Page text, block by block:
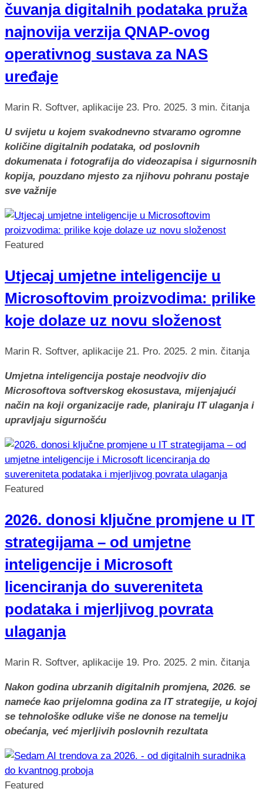
čuvanja digitalnih podataka pruža
najnovija verzija QNAP-ovog
operativnog sustava za NAS
uređaje
Marin R. Softver, aplikacije 23. Pro. 2025. 3 min. čitanja
U svijetu u kojem svakodnevno stvaramo ogromne
količine digitalnih podataka, od poslovnih
dokumenata i fotografija do videozapisa i sigurnosnih
kopija, pouzdano mjesto za njihovu pohranu postaje
sve važnije
Featured
Utjecaj umjetne inteligencije u
Microsoftovim proizvodima: prilike
koje dolaze uz novu složenost
Marin R. Softver, aplikacije 21. Pro. 2025. 2 min. čitanja
Umjetna inteligencija postaje neodvojiv dio
Microsoftova softverskog ekosustava, mijenjajući
način na koji organizacije rade, planiraju IT ulaganja i
upravljaju sigurnošću
Featured
2026. donosi ključne promjene u IT
strategijama – od umjetne
inteligencije i Microsoft
licenciranja do suvereniteta
podataka i mjerljivog povrata
ulaganja
Marin R. Softver, aplikacije 19. Pro. 2025. 2 min. čitanja
Nakon godina ubrzanih digitalnih promjena, 2026. se
nameće kao prijelomna godina za IT strategije, u kojoj
se tehnološke odluke više ne donose na temelju
obećanja, već mjerljivih poslovnih rezultata
Featured